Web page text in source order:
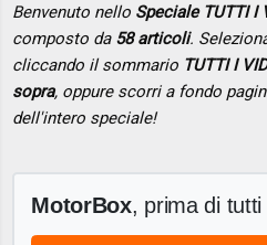
Benvenuto nello Speciale TUTTI I
composto da 58 articoli.
cliccando il sommario TUTTI I
sopra, oppure scorri a fondo
dell'intero speciale!
MotorBox, prima di tutti